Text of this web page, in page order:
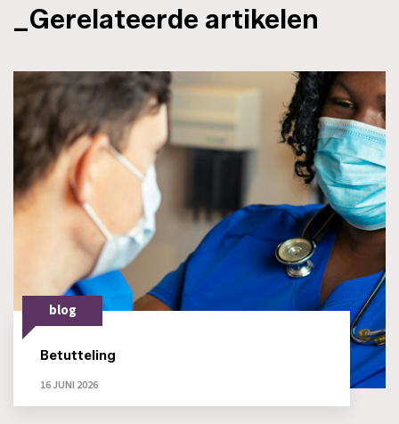
_Gerelateerde artikelen
blog
Betutteling
16 JUNI 2026